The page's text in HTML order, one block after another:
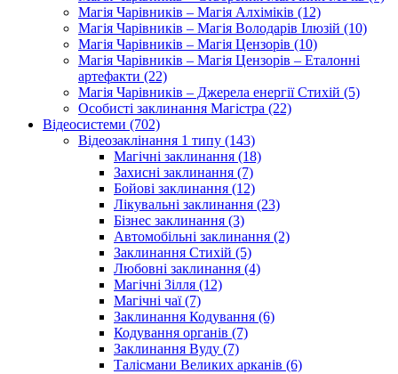
Магія Чарівників – Магія Алхіміків (12)
Магія Чарівників – Магія Володарів Ілюзій (10)
Магія Чарівників – Магія Цензорів (10)
Магія Чарівників – Магія Цензорів – Еталонні
артефакти (22)
Магія Чарівників – Джерела енергії Стихій (5)
Особисті заклинання Магістра (22)
Відеосистеми (702)
Відеозаклінання 1 типу (143)
Магічні заклинання (18)
Захисні заклинання (7)
Бойові заклинання (12)
Лікувальні заклинання (23)
Бізнес заклинання (3)
Автомобільні заклинання (2)
Заклинання Стихій (5)
Любовні заклинання (4)
Магічні Зілля (12)
Магічні чаї (7)
Заклинання Кодування (6)
Кодування органів (7)
Заклинання Вуду (7)
Талісмани Великих арканів (6)